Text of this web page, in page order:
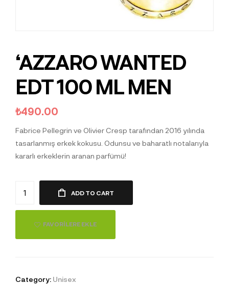
‘AZZARO WANTED
EDT 100 ML MEN
₺490.00
Fabrice Pellegrin ve Olivier Cresp tarafından 2016 yılında
tasarlanmış erkek kokusu. Odunsu ve baharatlı notalarıyla
kararlı erkeklerin aranan parfümü!
ADD TO CART
FAVORILERE EKLE
Category: Unisex